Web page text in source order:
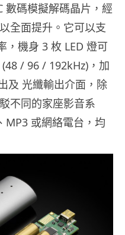
數碼模擬解碼晶片，經
全面提升。它可以支
機身 3 枚 LED 燈可
/ 96 / 192kHz)，加
及 光纖輸出介面，除
不同的家座影音系
或網絡電台，均